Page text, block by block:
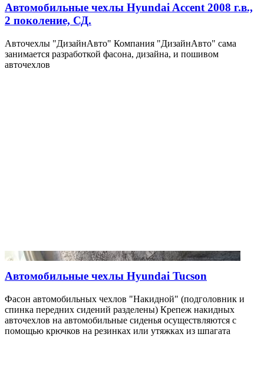
Автомобильные чехлы Hyundai Accent 2008 г.в.,
2 поколение, СД.
Авточехлы "ДизайнАвто" Компания "ДизайнАвто" сама
занимается разработкой фасона, дизайна, и пошивом
авточехлов
Автомобильные чехлы Hyundai Tucson
Фасон автомобильных чехлов "Накидной" (подголовник и
спинка передних сидений разделены) Крепеж накидных
авточехлов на автомобильные сиденья осуществляются с
помощью крючков на резинках или утяжках из шпагата